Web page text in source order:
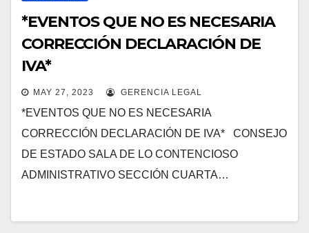
*EVENTOS QUE NO ES NECESARIA
CORRECCIÓN DECLARACIÓN DE
IVA*
MAY 27, 2023 GERENCIA LEGAL
*EVENTOS QUE NO ES NECESARIA
CORRECCIÓN DECLARACIÓN DE IVA* CONSEJO
DE ESTADO SALA DE LO CONTENCIOSO
ADMINISTRATIVO SECCIÓN CUARTA…